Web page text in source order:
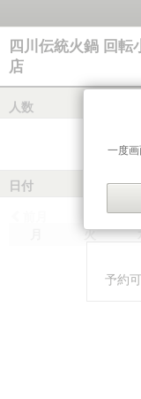
四川伝統火鍋 回
店
人数
日付
火
予約
一度